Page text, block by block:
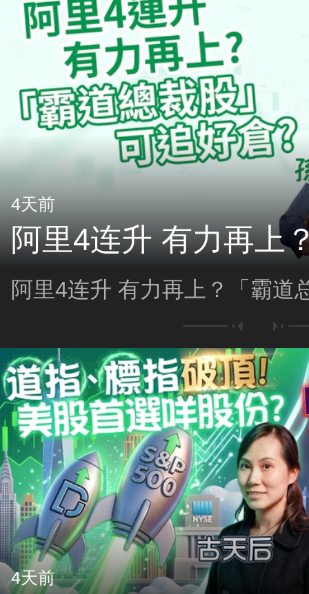
4天前
阿里4连升 有力再上
阿里4连升 有力再上？「霸道
4天前